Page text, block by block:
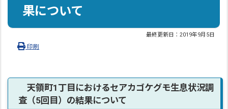
果について
最終更新日：2019年9月5日
印刷
天領町1丁目におけるセアカゴケグモ生息状況調
査（5回目）の結果について